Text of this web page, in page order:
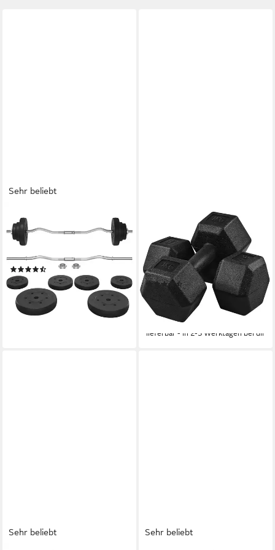
Sehr beliebt
YAHEETECH
Langhantel Hantel 20/25/30
Kg, SZ-Stange mit 6 Scheiben
für Krafttraining
(30)
ab 47,99 € UVP82,99 €
-42%
lieferbar - in 2-3 Werktagen bei dir
8/10/12/15/16/20 kg, (2er
Set), 2er Kurzhanteln Hanteln
Set für Krafttraining oder zu
Hause
(73)
ab 24,99 € UVP
39,99 €
(12,50 €/ 1 Stk)
-38%
lieferbar - in 2-3 Werktagen bei dir
Sehr beliebt Sehr beliebt